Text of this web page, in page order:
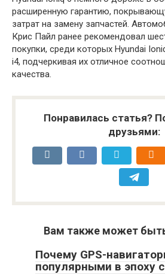
расширенную гарантию,
затрат на замену запчастей.
Крис Пайл ранее рекомендовал
покупки, среди которых Hyundai
i4, подчеркивая их отличное
качества.
Понравилась статья?
друзьями:
Вам также может
Почему GPS-
популярными в эпоху